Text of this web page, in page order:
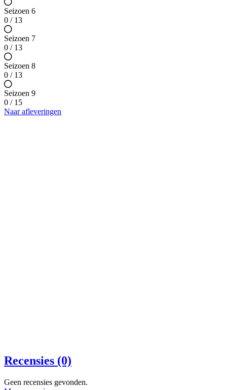
Seizoen 6
0 / 13
Seizoen 7
0 / 13
Seizoen 8
0 / 13
Seizoen 9
0 / 15
Naar afleveringen
Recensies (0)
Geen recensies gevonden.